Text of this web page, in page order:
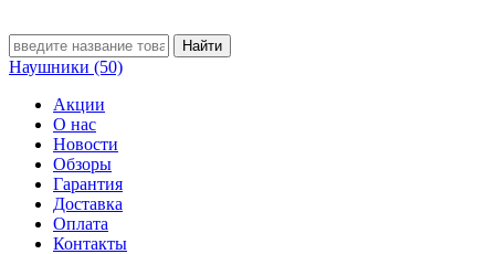
Наушники (50)
Акции
О нас
Новости
Обзоры
Гарантия
Доставка
Оплата
Контакты